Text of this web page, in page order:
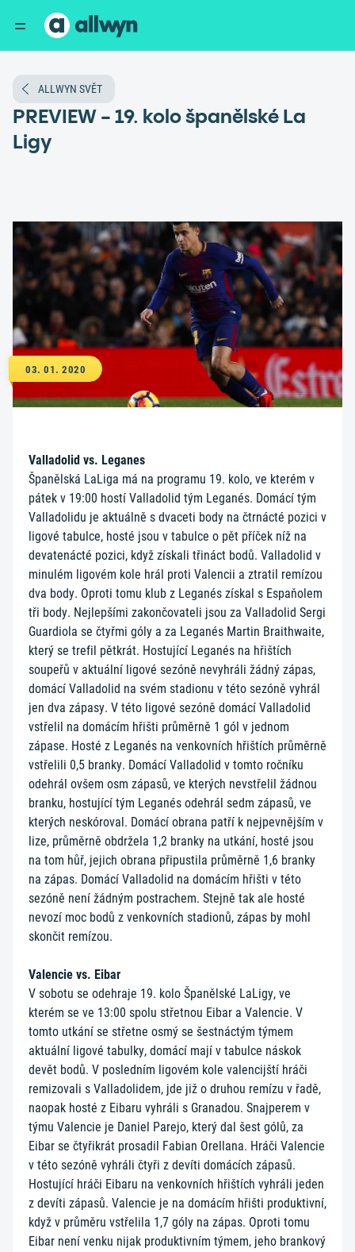
ALLWYN SVĚT
PREVIEW - 19. kolo španělské La
Ligy
03. 01. 2020
Valladolid vs. Leganes
Španělská LaLiga má na programu 19. kolo, ve kterém v
pátek v 19:00 hostí Valladolid tým Leganés. Domácí tým
Valladolidu je aktuálně s dvaceti body na čtrnácté pozici v
ligové tabulce, hosté jsou v tabulce o pět příček níž na
devatenácté pozici, když získali třináct bodů. Valladolid v
minulém ligovém kole hrál proti Valencii a ztratil remízou
dva body. Oproti tomu klub z Leganés získal s Espaňolem
tři body. Nejlepšími zakončovateli jsou za Valladolid Sergi
Guardiola se čtyřmi góly a za Leganés Martin Braithwaite,
který se trefil pětkrát. Hostující Leganés na hřištích
soupeřů v aktuální ligové sezóně nevyhráli žádný zápas,
domácí Valladolid na svém stadionu v této sezóně vyhrál
jen dva zápasy. V této ligové sezóně domácí Valladolid
vstřelil na domácím hřišti průměrně 1 gól v jednom
zápase. Hosté z Leganés na venkovních hřištích průměrně
vstřelili 0,5 branky. Domácí Valladolid v tomto ročníku
odehrál ovšem osm zápasů, ve kterých nevstřelil žádnou
branku, hostující tým Leganés odehrál sedm zápasů, ve
kterých neskóroval. Domácí obrana patří k nejpevnějším v
lize, průměrně obdržela 1,2 branky na utkání, hosté jsou
na tom hůř, jejich obrana připustila průměrně 1,6 branky
na zápas. Domácí Valladolid na domácím hřišti v této
sezóně není žádným postrachem. Stejně tak ale hosté
nevozí moc bodů z venkovních stadionů, zápas by mohl
skončit remízou.
Valencie vs. Eibar
V sobotu se odehraje 19. kolo Španělské LaLigy, ve
kterém se ve 13:00 spolu střetnou Eibar a Valencie. V
tomto utkání se střetne osmý se šestnáctým týmem
aktuální ligové tabulky, domácí mají v tabulce náskok
devět bodů. V posledním ligovém kole valencijští hráči
remizovali s Valladolidem, jde již o druhou remízu v řadě,
naopak hosté z Eibaru vyhráli s Granadou. Snajperem v
týmu Valencie je Daniel Parejo, který dal šest gólů, za
Eibar se čtyřikrát prosadil Fabian Orellana. Hráči Valencie
v této sezóně vyhráli čtyři z devíti domácích zápasů.
Hostující hráči Eibaru na venkovních hřištích vyhráli jeden
z devíti zápasů. Valencie je na domácím hřišti produktivní,
když v průměru vstřelila 1,7 góly na zápas. Oproti tomu
Eibar není venku nijak produktivním týmem, jeho brankový